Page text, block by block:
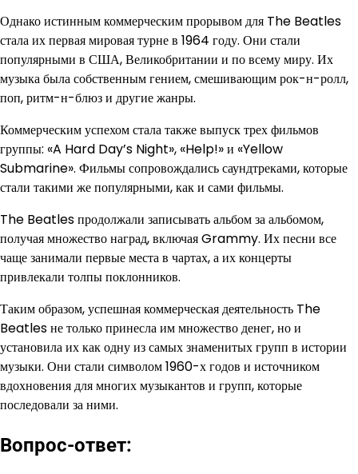
Однако истинным коммерческим прорывом для The Beatles
стала их первая мировая турне в 1964 году. Они стали
популярными в США, Великобритании и по всему миру. Их
музыка была собственным гением, смешивающим рок-н-ролл,
поп, ритм-н-блюз и другие жанры.
Коммерческим успехом стала также выпуск трех фильмов
группы: «A Hard Day’s Night», «Help!» и «Yellow
Submarine». Фильмы сопровождались саундтреками, которые
стали такими же популярными, как и сами фильмы.
The Beatles продолжали записывать альбом за альбомом,
получая множество наград, включая Grammy. Их песни все
чаще занимали первые места в чартах, а их концерты
привлекали толпы поклонников.
Таким образом, успешная коммерческая деятельность The
Beatles не только принесла им множество денег, но и
установила их как одну из самых знаменитых групп в истории
музыки. Они стали символом 1960-х годов и источником
вдохновения для многих музыкантов и групп, которые
последовали за ними.
Вопрос-ответ: